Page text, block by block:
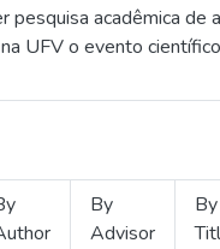
pesquisa acadêmica
UFV o evento
By
Advisor
By